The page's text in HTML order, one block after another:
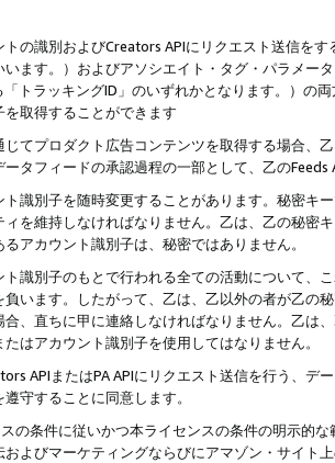
トの識別およびCreators APIにリクエスト送信を
います。）およびアソシエイト・タグ・パラメー
トラッキングID」のいずれかとなります。）の
取得することができます
てプロダクト広告コンテンツを取得する場合、
ータフィードの承認過程の一部として、乙の
識別子を随時変更することがあります。秘密キ
を維持しなければなりません。乙は、乙の秘密
アカウント識別子は、秘密ではありません。
識別子のもとで行われる全ての活動について、
います。したがって、乙は、乙以外の者が乙の
合、直ちに甲に連絡しなければなりません。乙は
はアカウント識別子を使用してはなりません。
APIまたはPA APIにリクエスト送信を行う、デ
守することに同意します。
の条件に従いかつ本ライセンスの条件の明示的
およびマーケティングならびにアマゾン・サイト